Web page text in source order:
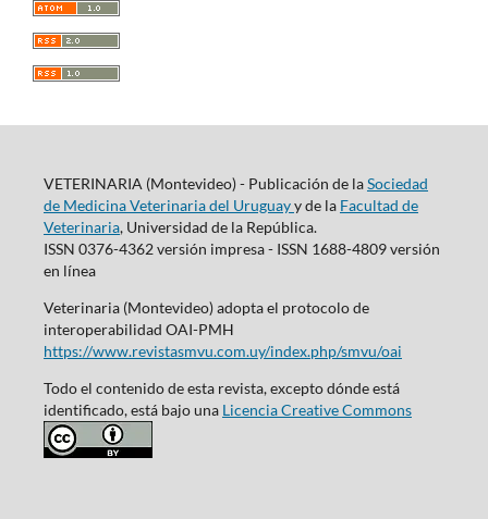
VETERINARIA (Montevideo) - Publicación de laSociedad
de Medicina Veterinaria del Uruguayy de la Facultad de
Veterinaria, Universidad de la República.
ISSN 0376-4362 versión impresa - ISSN 1688-4809 versión
en línea
Veterinaria (Montevideo) adopta el protocolo de
interoperabilidad OAI-PMH
https://www.revistasmvu.com.uy/index.php/smvu/oai
Todo el contenido de esta revista, excepto dónde está
identificado, está bajo una Licencia Creative Commons